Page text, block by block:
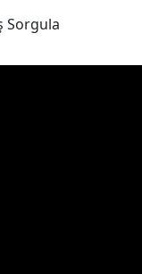
Sorgula